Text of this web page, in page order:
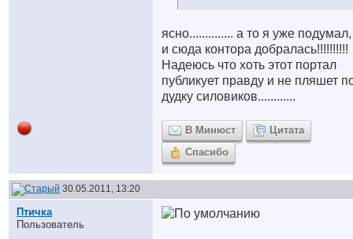
ясно.............. а то я уже подумал,
и сюда контора добралась!!!!!!!!!!
Надеюсь что хоть этот портал
публикует правду и не пляшет
дудку силовиков............
В Минюст
Цитата
Спасибо
30.05.2011, 13:20
Птичка
Пользователь